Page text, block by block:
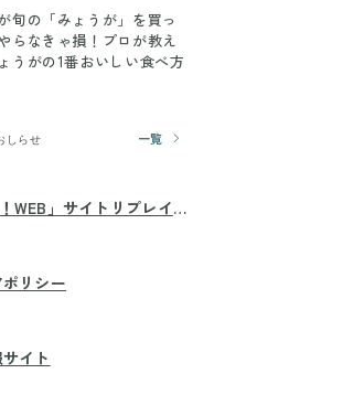
旬の「みょうが」を買っ
らなきゃ損！プロが教え
うがの1番おいしい食べ方
しらせ 一覧
WEB」サイトリプレイ
リシー
イト